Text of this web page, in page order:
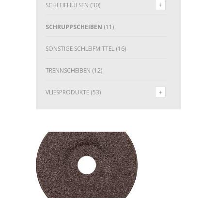
SCHLEIFHÜLSEN (30)
SCHRUPPSCHEIBEN (11)
SONSTIGE SCHLEIFMITTEL (16)
TRENNSCHEIBEN (12)
VLIESPRODUKTE (53)